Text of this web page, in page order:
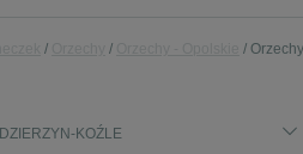
KOŹLE